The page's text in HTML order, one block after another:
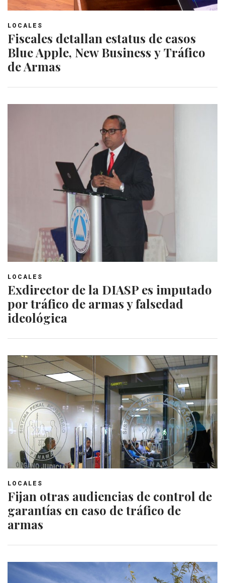
LOCALES
Fiscales detallan estatus de casos
Blue Apple, New Business y Tráfico
de Armas
LOCALES
Exdirector de la DIASP es imputado
por tráfico de armas y falsedad
ideológica
LOCALES
Fijan otras audiencias de control de
garantías en caso de tráfico de
armas